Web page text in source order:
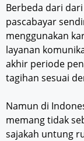
Berbeda dari
pascabayar
menggunakan
layanan
akhir periode
tagihan sesuai
Namun di
memang tidak
sajakah untung